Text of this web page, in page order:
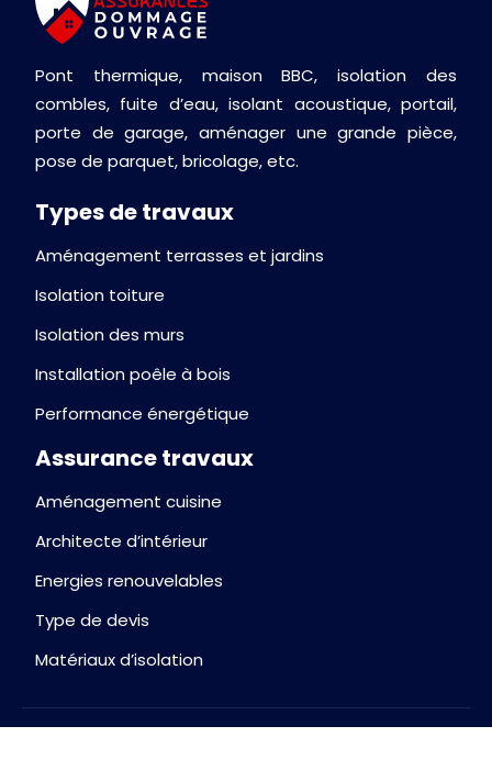
Pont thermique, maison BBC, isolation des
combles, fuite d’eau, isolant acoustique, portail,
porte de garage, aménager une grande pièce,
pose de parquet, bricolage, etc.
Types de travaux
Aménagement terrasses et jardins
Isolation toiture
Isolation des murs
Installation poêle à bois
Performance énergétique
Assurance travaux
Aménagement cuisine
Architecte d’intérieur
Energies renouvelables
Type de devis
Matériaux d’isolation